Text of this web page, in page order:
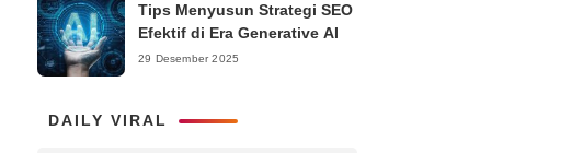
Tips Menyusun Strategi SEO
Efektif di Era Generative AI
29 Desember 2025
DAILY VIRAL